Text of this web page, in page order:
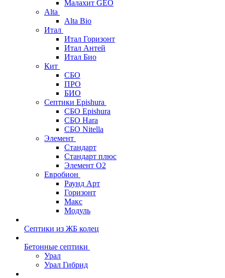
Малахит GEO
Alta
Alta Bio
Итал
Итал Горизонт
Итал Антей
Итал Био
Кит
СБО
ПРО
БИО
Септики Epishura
СБО Epishura
СБО Hara
СБО Nitella
Элемент
Стандарт
Стандарт плюс
Элемент О2
Евробион
Раунд Арт
Горизонт
Макс
Модуль
Септики из ЖБ колец
Бетонные септики
Урал
Урал Гибрид